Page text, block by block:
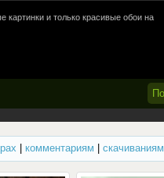
картинки и только красивые обои на
комментариям скачиваниям